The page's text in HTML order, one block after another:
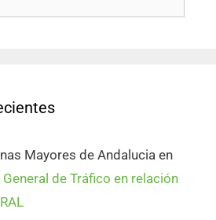
Mayores de Andalucia en
de Tráfico en relación